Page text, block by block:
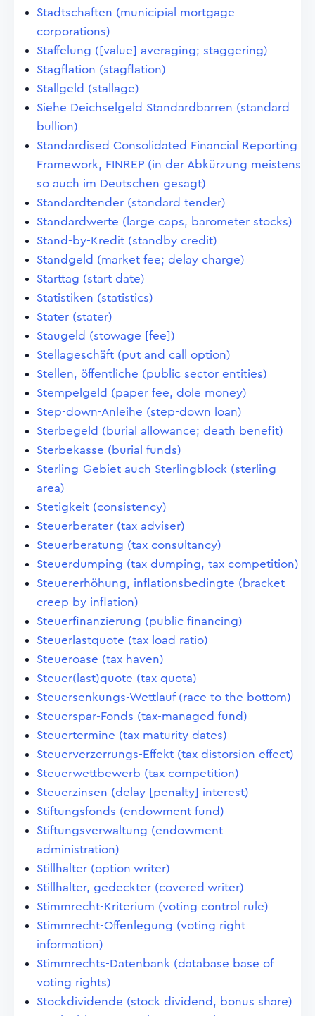
Stadtschaften (municipial mortgage
corporations)
Staffelung ([value] averaging; staggering)
Stagflation (stagflation)
Stallgeld (stallage)
Siehe Deichselgeld Standardbarren (standard
bullion)
Standardised Consolidated Financial Reporting
Framework, FINREP (in der Abkürzung meistens
so auch im Deutschen gesagt)
Standardtender (standard tender)
Standardwerte (large caps, barometer stocks)
Stand-by-Kredit (standby credit)
Standgeld (market fee; delay charge)
Starttag (start date)
Statistiken (statistics)
Stater (stater)
Staugeld (stowage [fee])
Stellageschäft (put and call option)
Stellen, öffentliche (public sector entities)
Stempelgeld (paper fee, dole money)
Step-down-Anleihe (step-down loan)
Sterbegeld (burial allowance; death benefit)
Sterbekasse (burial funds)
Sterling-Gebiet auch Sterlingblock (sterling
area)
Stetigkeit (consistency)
Steuerberater (tax adviser)
Steuerberatung (tax consultancy)
Steuerdumping (tax dumping, tax competition)
Steuererhöhung, inflationsbedingte (bracket
creep by inflation)
Steuerfinanzierung (public financing)
Steuerlastquote (tax load ratio)
Steueroase (tax haven)
Steuer(last)quote (tax quota)
Steuersenkungs-Wettlauf (race to the bottom)
Steuerspar-Fonds (tax-managed fund)
Steuertermine (tax maturity dates)
Steuerverzerrungs-Effekt (tax distorsion effect)
Steuerwettbewerb (tax competition)
Steuerzinsen (delay [penalty] interest)
Stiftungsfonds (endowment fund)
Stiftungsverwaltung (endowment
administration)
Stillhalter (option writer)
Stillhalter, gedeckter (covered writer)
Stimmrecht-Kriterium (voting control rule)
Stimmrecht-Offenlegung (voting right
information)
Stimmrechts-Datenbank (database base of
voting rights)
Stockdividende (stock dividend, bonus share)